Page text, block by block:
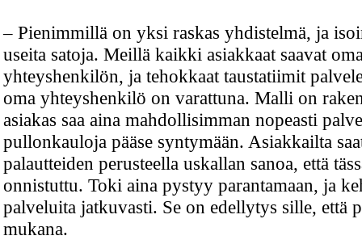
– Pienimmillä on yksi raskas yhdistelmä, ja
useita satoja. Meillä kaikki asiakkaat saavat
yhteyshenkilön, ja tehokkaat taustatiimit
oma yhteyshenkilö on varattuna. Malli on
asiakas saa aina mahdollisimman nopeasti
pullonkauloja pääse syntymään. Asiakkailta
palautteiden perusteella uskallan sanoa, että
onnistuttu. Toki aina pystyy parantamaan, ja
palveluita jatkuvasti. Se on edellytys sille, että
mukana.